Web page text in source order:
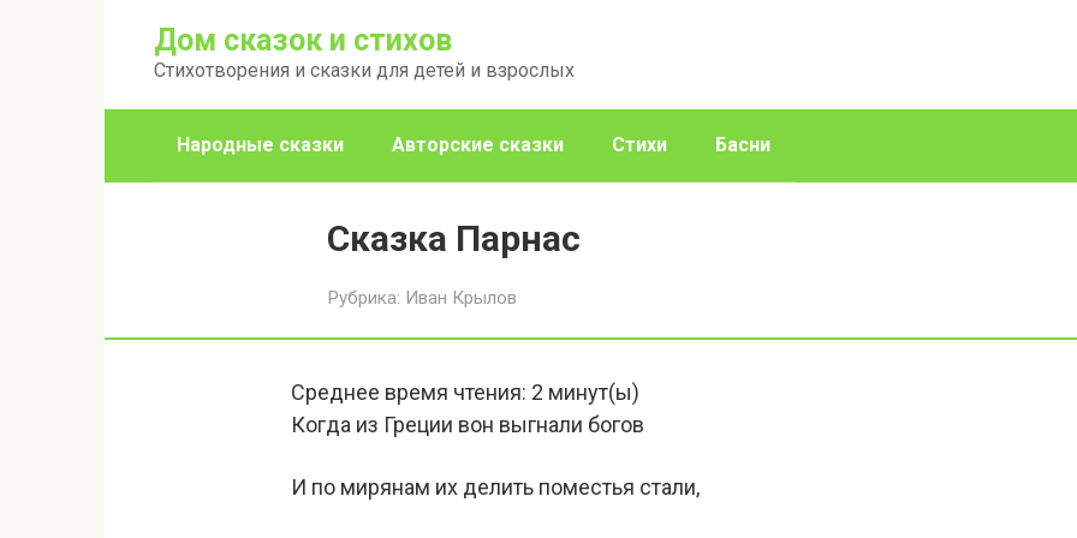
Дом сказок и стихов
Стихотворения и сказки для детей и взрослых
Народные сказки Авторские сказки Стихи Басни
Сказка Парнас
Рубрика: Иван Крылов
Среднее время чтения: 2 минут(ы)
Когда из Греции вон выгнали богов
И по мирянам их делить поместья стали,